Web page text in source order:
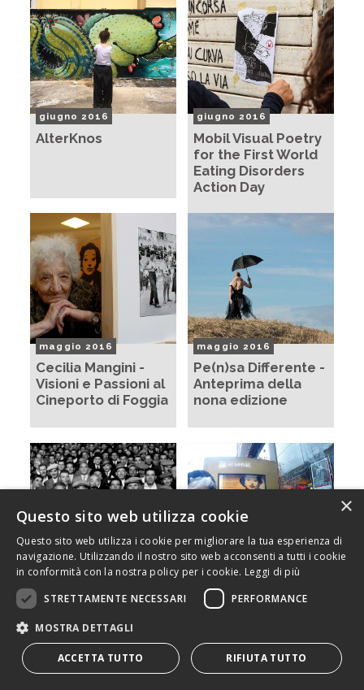
giugno 2016
AlterKnos
giugno 2016
Mobil Visual Poetry
for the First World
Eating Disorders
Action Day
maggio 2016
Cecilia Mangini -
Visioni e Passioni al
Cineporto di Foggia
maggio 2016
Pe(n)sa Differente -
Anteprima della
nona edizione
aprile 2016
Cecilia Mangini -
BF&ST
febbraio 2016
Cecilia Mangini -
Visioni e Passioni a
×
Questo sito web utilizza cookie
Questo sito web utilizza i cookie per migliorare la tua esperienza di
navigazione. Utilizzando il nostro sito web acconsenti a tutti i cookie
in conformità con la nostra policy per i cookie. Leggi di più
STRETTAMENTE NECESSARI
PERFORMANCE
MOSTRA DETTAGLI
ACCETTA TUTTO RIFIUTA TUTTO